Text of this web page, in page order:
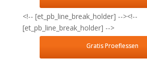
<!-- [et_pb_line_break_holder] --><!--
[et_pb_line_break_holder] -->
Gratis Proeflessen